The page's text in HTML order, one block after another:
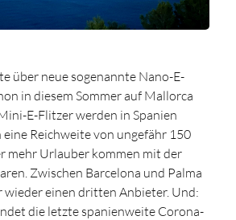
über neue sogenannte Nano-E-
in diesem Sommer auf Mallorca
E-Flitzer werden in Spanien
eine Reichweite von ungefähr 150
mehr Urlauber kommen mit der
Zwischen Barcelona und Palma
wieder einen dritten Anbieter. Und:
die letzte spanienweite Corona-